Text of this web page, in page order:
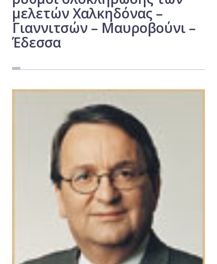
μελετών Χαλκηδόνας –
Γιαννιτσών – Μαυροβούνι –
Έδεσσα
Εργασία
Ελλάδα
Οικονομία
Πολιτική
Αθλητικά
Αστυνομικό Δελτίο